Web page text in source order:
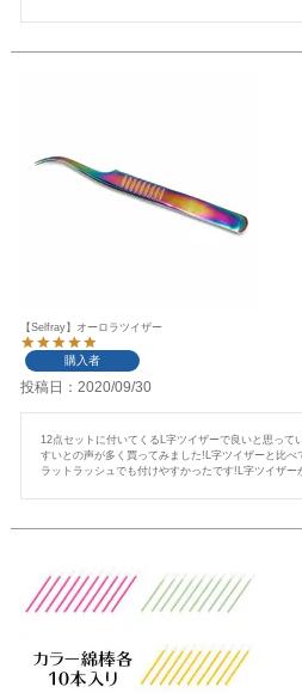
【Selfray】オーロラツイザー
購入者
投稿日 2020/09/30
12点セットに付いてくるL字ツイザーで良いと思って
すいとの声が多く買ってみました!L字ツイザーと比
ラットラッシュでも付けやすかったです!L字ツイザ